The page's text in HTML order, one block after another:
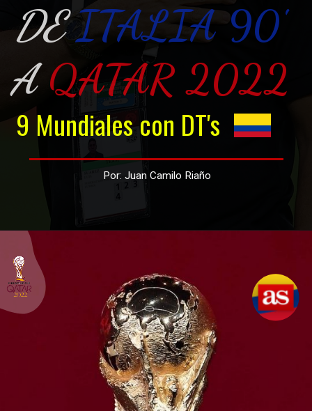
DE ITALIA 90'
A QATAR 2022
9 Mundiales con DT's
Por: Juan Camilo Riaño